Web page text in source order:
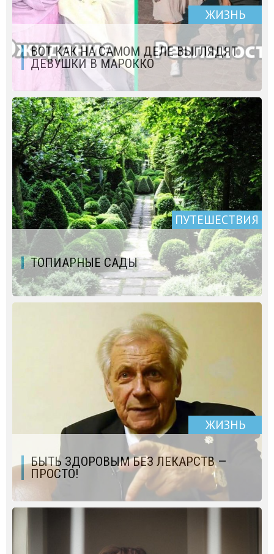
ЖИЗНЬ
ВОТ КАК НА САМОМ ДЕЛЕ ВЫГЛЯДЯТ
ДЕВУШКИ В МАРОККО
ПУТЕШЕСТВИЯ
ТОПИАРНЫЕ САДЫ
ЖИЗНЬ
БЫТЬ ЗДОРОВЫМ БЕЗ ЛЕКАРСТВ —
ПРОСТО!